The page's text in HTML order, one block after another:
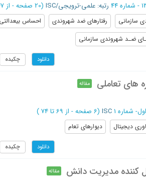
رتبه: علمی-ترویجی/ISC (‎20 صفحه - از 47 تا 66
سازمانی رفتارهای ضد شهروندی احساس بیعدالتی
ضـد شهروندی سازمانی
دانلود چکیده
های تعاملی مقاله
ISC (‎6 صفحه - از 69 تا 74 )
دیجیتال دیوارهای تعام
دانلود چکیده
کننده مدیریت دانش مقاله